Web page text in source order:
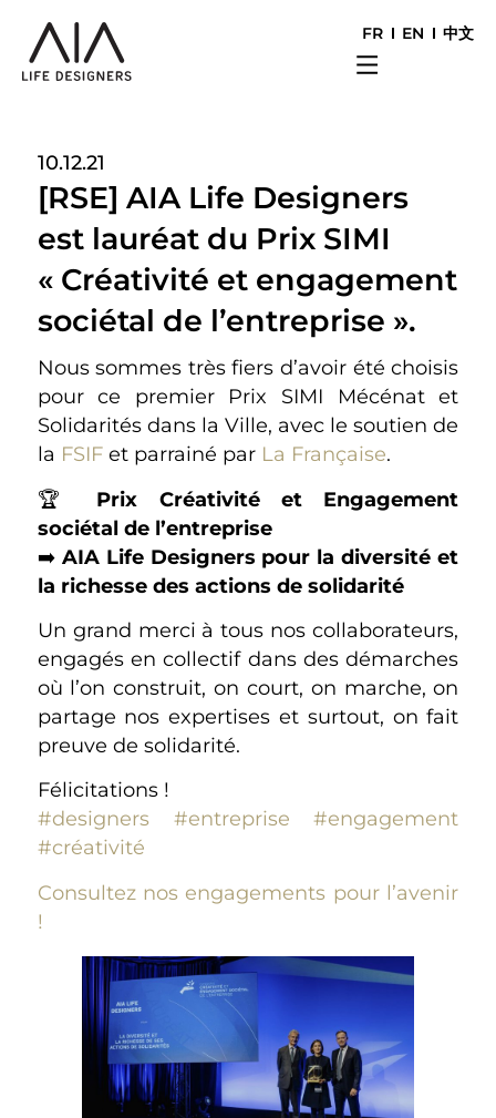
FR EN 中文
10.12.21
[RSE] AIA Life Designers
est lauréat du Prix SIMI
« Créativité et engagement
sociétal de l’entreprise ».
Nous sommes très fiers d’avoir été choisis
pour ce premier Prix SIMI Mécénat et
Solidarités dans la Ville, avec le soutien de
la FSIFet parrainé par La Française.
🏆 Prix Créativité et Engagement
sociétal de l’entreprise
➡️ AIA Life Designers pour la diversité et
la richesse des actions de solidarité
Un grand merci à tous nos collaborateurs,
engagés en collectif dans des démarches
où l’on construit, on court, on marche, on
partage nos expertises et surtout, on fait
preuve de solidarité.
Félicitations !
#designers
#entreprise
#engagement
#créativité
Consultez nos engagements pour l’avenir
!